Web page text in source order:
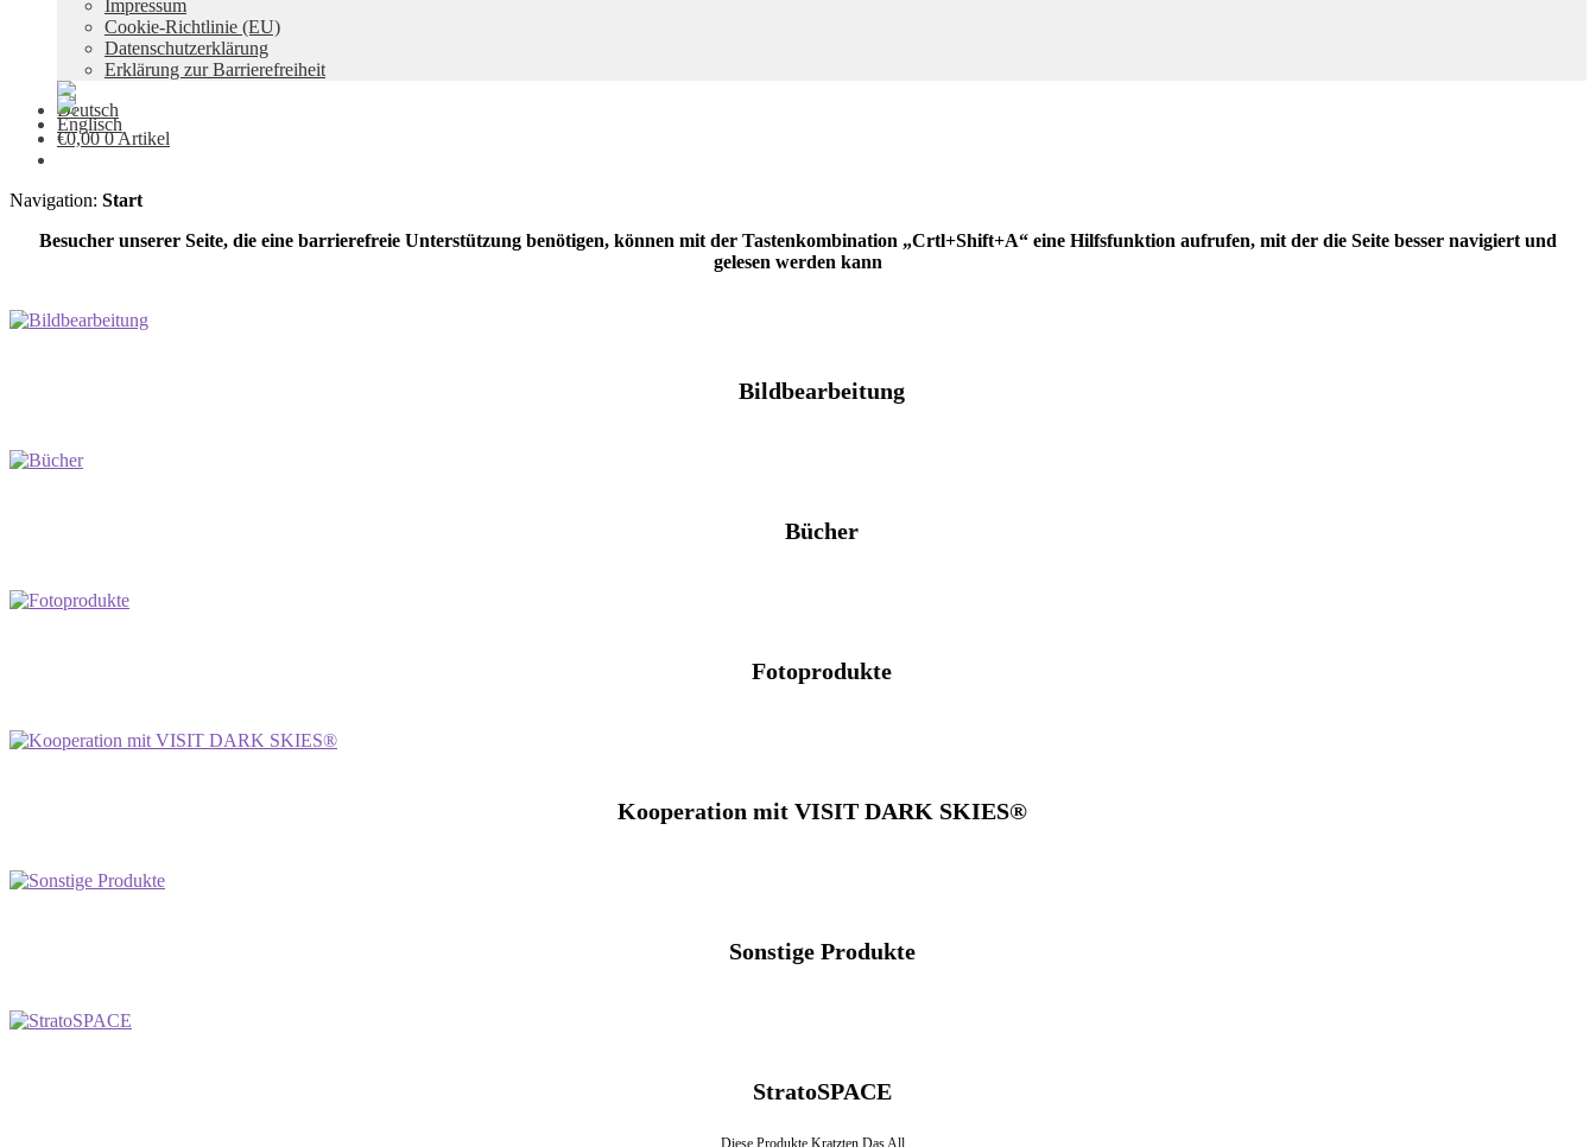
Impressum
Cookie-Richtlinie (EU)
Datenschutzerklärung
Erklärung zur Barrierefreiheit
€0,00 0 Artikel
Navigation: Start
Besucher unserer Seite, die eine barrierefreie Unterstützung benötigen, können mit der Tastenkombination „Crtl+Shift+A“ eine Hilfsfunktion aufrufen, mit der die Seite besser navigiert und
gelesen werden kann
Bildbearbeitung
Bücher
Fotoprodukte
Kooperation mit VISIT DARK SKIES®
Sonstige Produkte
StratoSPACE
Diese Produkte Kratzten Das All.…